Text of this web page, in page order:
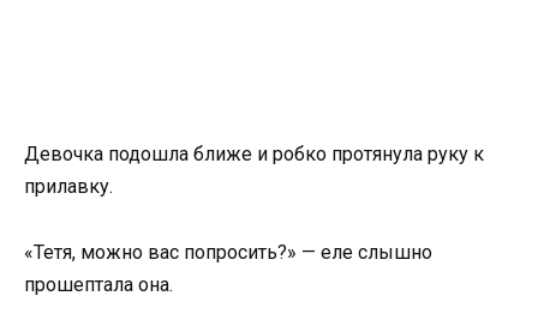
Девочка подошла ближе и робко протянула руку к
прилавку.
«Тетя, можно вас попросить?» — еле слышно
прошептала она.